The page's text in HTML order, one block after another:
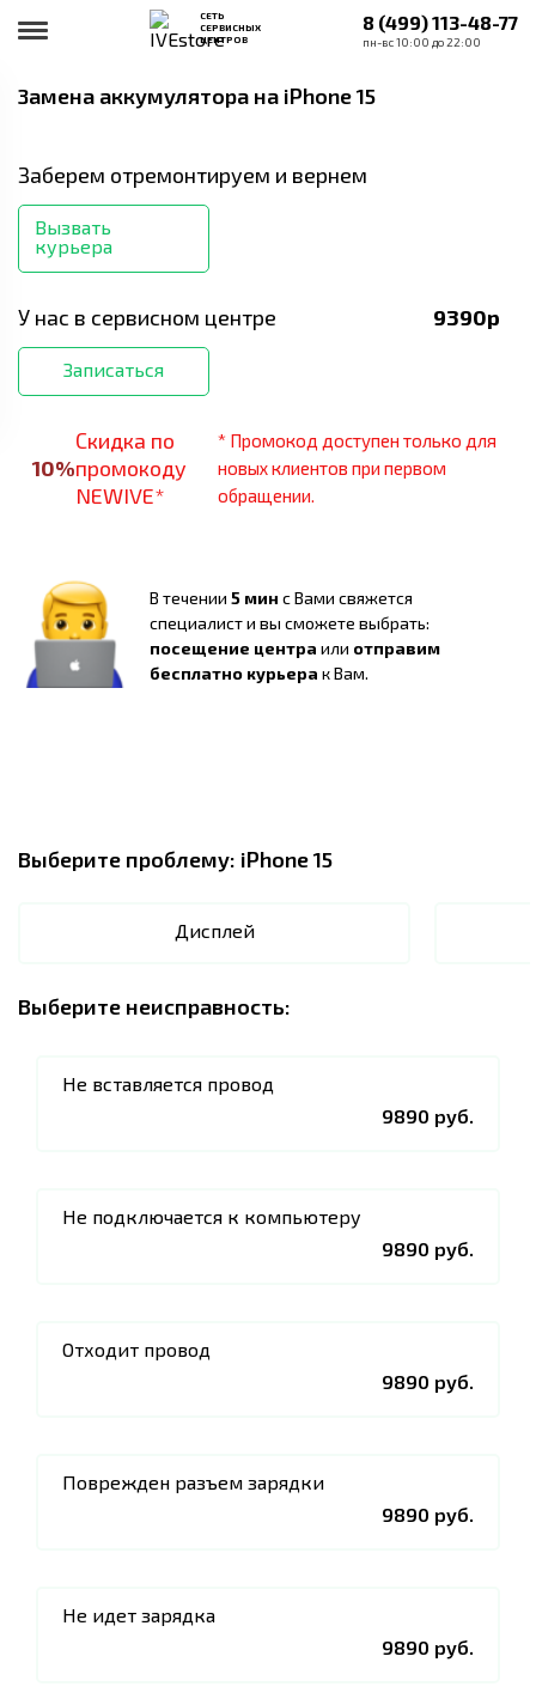
СЕТЬ
СЕРВИСНЫХ
ЦЕНТРОВ
8 (499) 113-48-77
пн-вс 10:00 до 22:00
Замена аккумулятора на iPhone 15
Заберем отремонтируем и вернем
Вызвать
курьера
У нас в сервисном центре 9390р
Записаться
10%
Скидка по
промокоду
NEWIVE*
* Промокод доступен только для
новых клиентов при первом
обращении.
В течении 5 мин с Вами свяжется
специалист и вы сможете выбрать:
посещение центра или отправим
бесплатно курьера к Вам.
Выберите проблему: iPhone 15
Дисплей
Выберите неисправность:
Не вставляется провод
9890 руб.
Не подключается к компьютеру
9890 руб.
Отходит провод
9890 руб.
Поврежден разъем зарядки
9890 руб.
Не идет зарядка
9890 руб.